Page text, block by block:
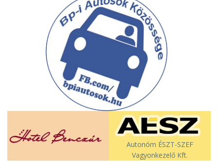
Autonóm ÉSZT-SZEF
Vagyonkezelő Kft.